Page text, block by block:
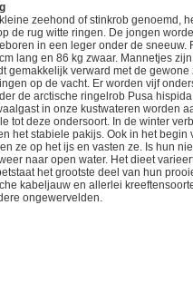
zeehond of stinkrob genoemd,
de rug witte ringen. De jongen
in een leger onder de sneeuw.
lang en 86 kg zwaar. Mannetjes
gemakkelijk verward met de gewone
op de vacht. Er worden vijf
de arctische ringelrob Pusa
in onze kustwateren worden
tot deze ondersoort. In de winter
het stabiele pakijs. Ook in het begin
ze op het ijs en vasten ze. Is hun
naar open water. Het dieet
het grootste deel van hun
kabeljauw en allerlei
ongewervelden.